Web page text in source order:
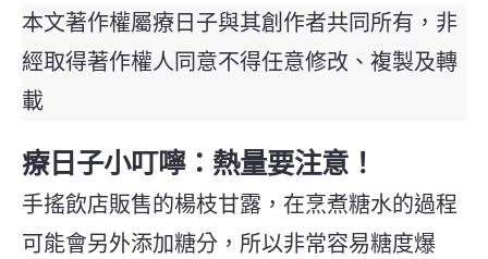
本文著作權屬療日子與其創作者共同所有，非
經取得著作權人同意不得任意修改、複製及轉
載
療日子小叮嚀：熱量要注意！
手搖飲店販售的楊枝甘露，在烹煮糖水的過程
可能會另外添加糖分，所以非常容易糖度爆